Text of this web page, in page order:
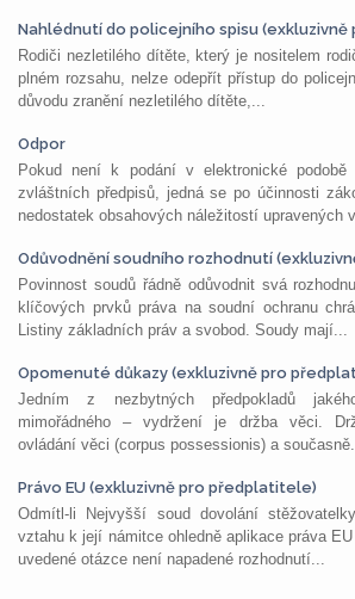
Nahlédnutí do policejního spisu
Rodiči nezletilého dítěte, který je nositelem
plném rozsahu, nelze odepřít přístup do
důvodu zranění nezletilého dítěte,...
Odpor
Pokud není k podání v elektronické podobě
zvláštních předpisů, jedná se po účinnosti
nedostatek obsahových náležitostí upravených
Odůvodnění soudního rozhodnutí
Povinnost soudů řádně odůvodnit svá
klíčových prvků práva na soudní ochranu
Listiny základních práv a svobod. Soudy mají...
Opomenuté důkazy (exkluzivně pro
Jedním z nezbytných předpokladů
mimořádného – vydržení je držba věci.
ovládání věci (corpus possessionis) a
Právo EU (exkluzivně pro předplatitele)
Odmítl-li Nejvyšší soud dovolání
vztahu k její námitce ohledně aplikace práva
uvedené otázce není napadené rozhodnutí...